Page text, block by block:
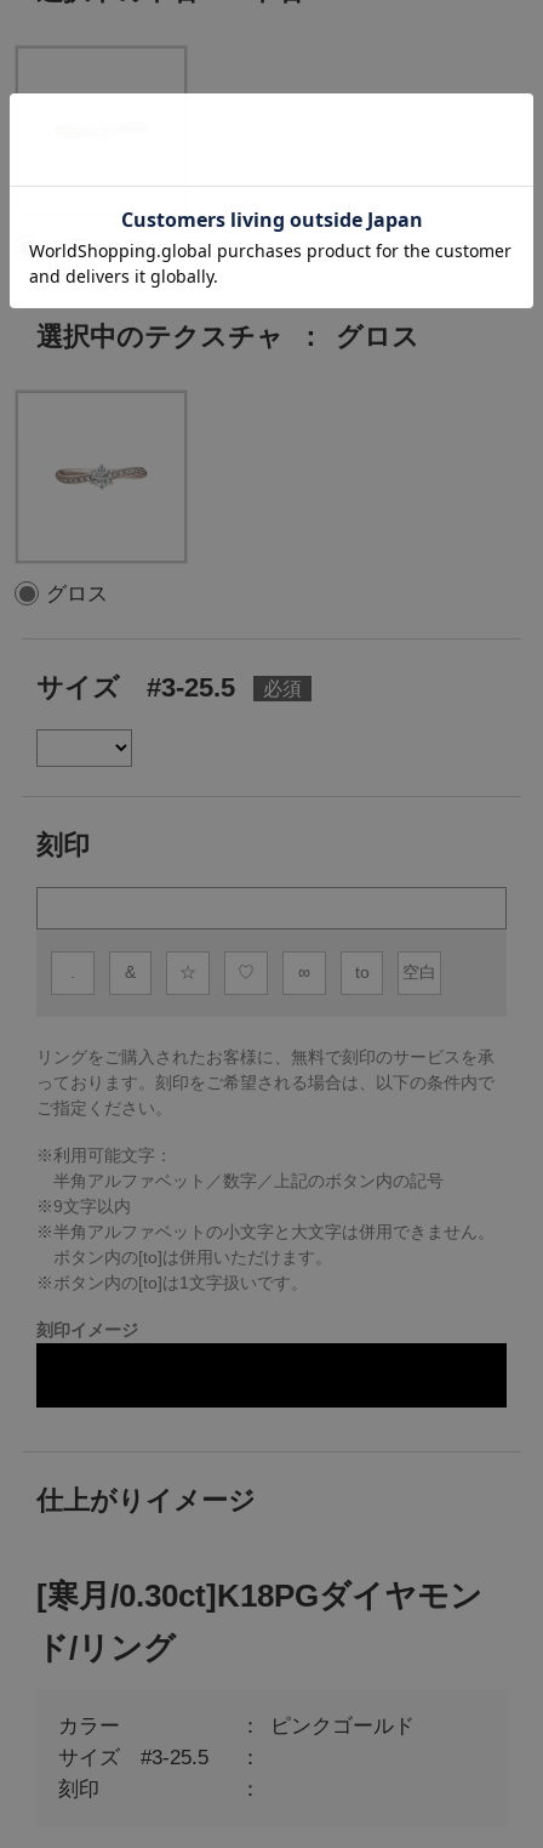
中石：0.30ct
選択中のテクスチャ ： グロス
グロス
サイズ #3-25.5
刻印
. & ☆ ♡ ∞ to 空白
リングをご購入されたお客様に、無料で刻印のサービスを承
っております。 刻印をご希望される場合は、以下の条件内で
ご指定ください。
※利用可能文字：
半角アルファベット／数字／上記のボタン内の記号
※9文字以内
※半角アルファベットの小文字と大文字は併用できません。
ボタン内の[to]は併用いただけます。
※ボタン内の[to]は1文字扱いです。
刻印イメージ
仕上がりイメージ
[寒月/0.30ct]K18PGダイヤモン
ド/リング
カラー
ピンクゴールド
サイズ #3-25.5
刻印